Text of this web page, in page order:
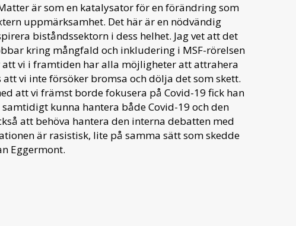
är som en katalysator för en förändring som
uppmärksamhet. Det här är en nödvändig
biståndssektorn i dess helhet. Jag vet att det
kring mångfald och inkludering i MSF-rörelsen
vi i framtiden har alla möjligheter att attrahera
vi inte försöker bromsa och dölja det som skett.
att vi främst borde fokusera på Covid-19 fick han
kunna hantera både Covid-19 och den
att behöva hantera den interna debatten med
är rasistisk, lite på samma sätt som skedde
Eggermont.